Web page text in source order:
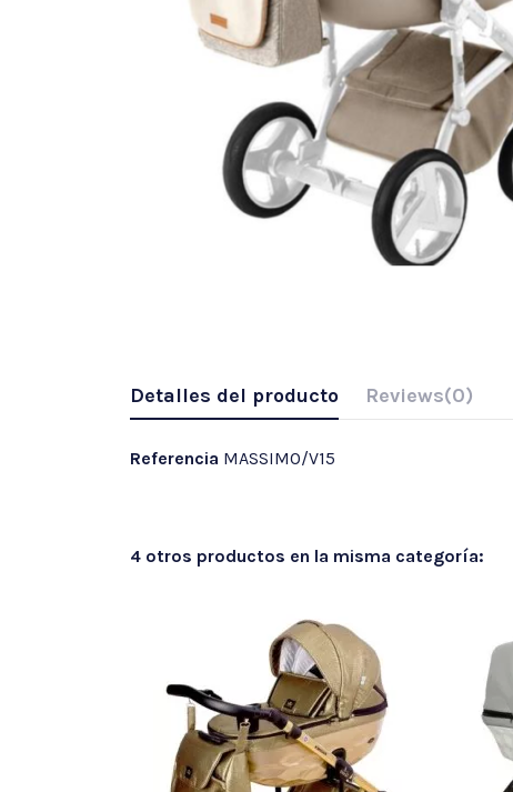
Detalles del producto Reviews(0)
Referencia MASSIMO/V15
4 otros productos en la misma categoría: